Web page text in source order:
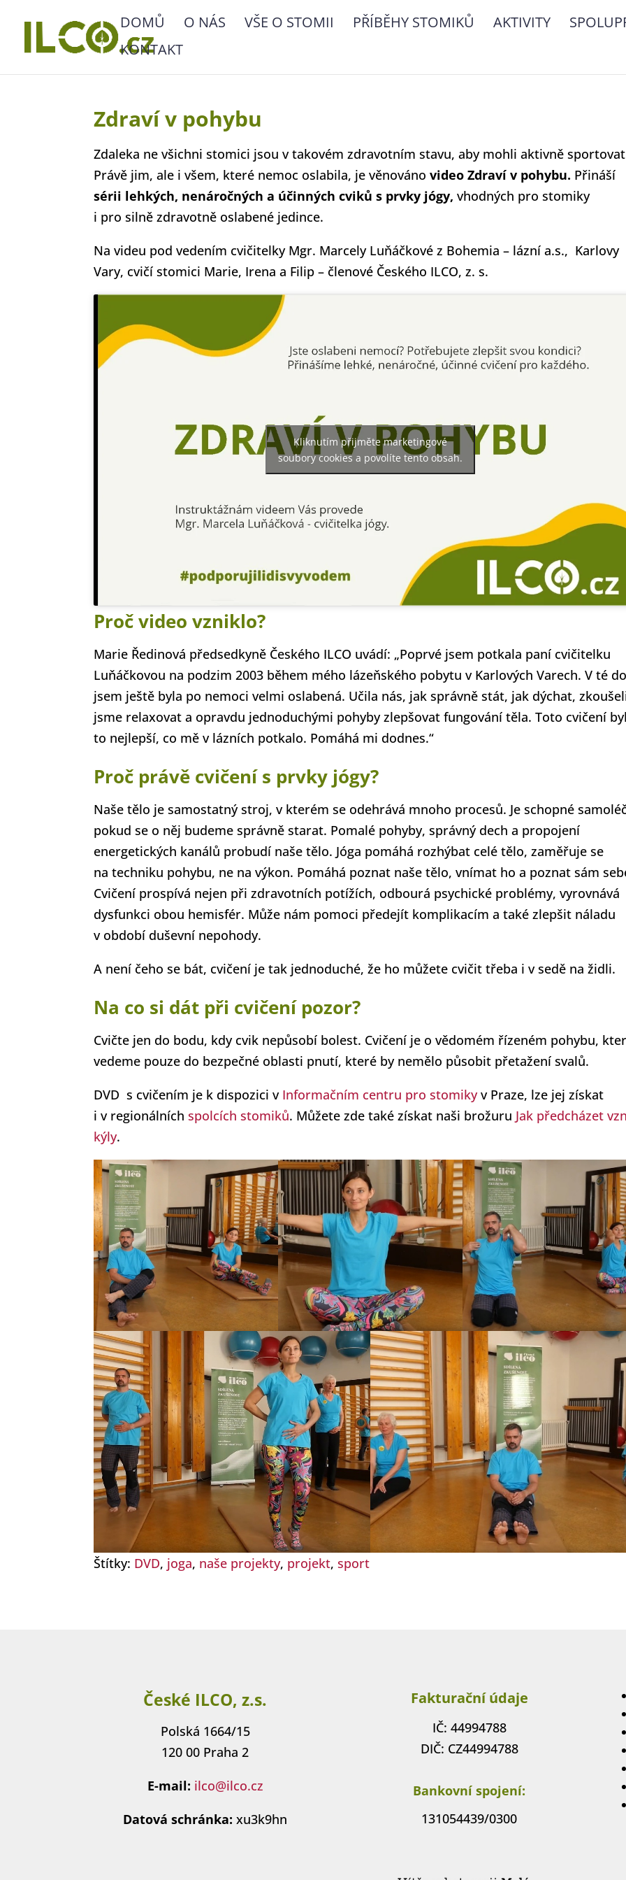
DOMŮ O NÁS VŠE O STOMII PŘÍBĚHY STOMIKŮ AKTIVITY
KONTAKT
Zdraví v pohybu
Zdaleka ne všichni stomici jsou v takovém zdravotním stavu, aby mohli aktivně
Právě jim, ale i všem, které nemoc oslabila, je věnovánovideo Zdraví v pohybu. Přináší
sérii lehkých, nenáročných a účinných cviků s prvky jógy, vhodných pro stomiky
i pro silně zdravotně oslabené jedince.
Na videu pod vedením cvičitelky Mgr. Marcely Luňáčkové z Bohemia – lázní a.s., Karlovy
Vary, cvičí stomici Marie, Irena a Filip – členové Českého ILCO, z. s.
Kliknutím přijměte marketingové
soubory cookies a povolíte tento obsah.
Proč video vzniklo?
Marie Ředinová předsedkyně Českého ILCO uvádí: „Poprvé jsem potkala paní cvičitelku
Luňáčkovou na podzim 2003 během mého lázeňského pobytu v Karlových Varech. V té
jsem ještě byla po nemoci velmi oslabená. Učila nás, jak správně stát, jak dýchat,
jsme relaxovat a opravdu jednoduchými pohyby zlepšovat fungování těla. Toto cvičení
to nejlepší, co mě v lázních potkalo. Pomáhá mi dodnes.“
Proč právě cvičení s prvky jógy?
Naše tělo je samostatný stroj, v kterém se odehrává mnoho procesů. Je schopné
pokud se o něj budeme správně starat. Pomalé pohyby, správný dech a propojení
energetických kanálů probudí naše tělo. Jóga pomáhá rozhýbat celé tělo, zaměřuje se
na techniku pohybu, ne na výkon. Pomáhá poznat naše tělo, vnímat ho a poznat sám
Cvičení prospívá nejen při zdravotních potížích, odbourá psychické problémy, vyrovnává
dysfunkci obou hemisfér. Může nám pomoci předejít komplikacím a také zlepšit náladu
v období duševní nepohody.
A není čeho se bát, cvičení je tak jednoduché, že ho můžete cvičit třeba i v sedě na židli.
Na co si dát při cvičení pozor?
Cvičte jen do bodu, kdy cvik nepůsobí bolest. Cvičení je o vědomém řízeném pohybu,
vedeme pouze do bezpečné oblasti pnutí, které by nemělo působit přetažení svalů.
DVD s cvičením je k dispozici v Informačním centru pro stomikyv Praze, lze jej získat
i v regionálníchspolcích stomiků. Můžete zde také získat naši brožuru Jak předcházet
kýly.
Štítky: DVD, joga, naše projekty, projekt,sport
České ILCO, z.s.
Polská 1664/15
120 00 Praha 2
E-mail: ilco@ilco.cz
Datová schránka: xu3k9hn
Fakturační údaje
IČ: 44994788
DIČ: CZ44994788
Bankovní spojení:
131054439/0300